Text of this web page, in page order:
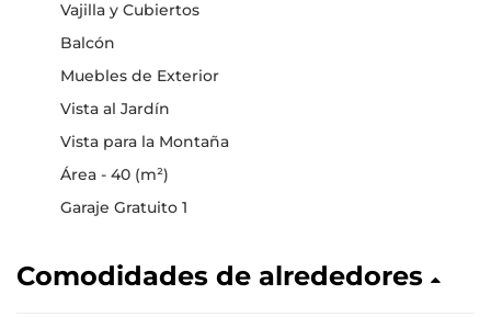
Vajilla y Cubiertos
Balcón
Muebles de Exterior
Vista al Jardín
Vista para la Montaña
Área - 40 (m²)
Garaje Gratuito 1
Comodidades de alrededores